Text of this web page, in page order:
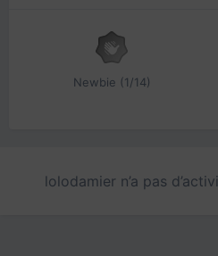
Newbie (1/14)
lolodamier n’a pas